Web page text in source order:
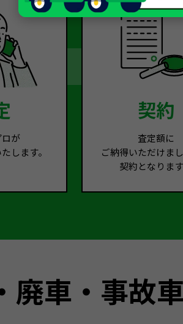
が
します。
契約
査定額に
ご納得いただけまし
契約となります
廃車・事故